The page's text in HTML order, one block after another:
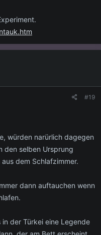
#19
würden narürlich dagegen
den selben Ursprung
dem Schlafzimmer.
dann auftauchen wenn
der Türkei eine Legende